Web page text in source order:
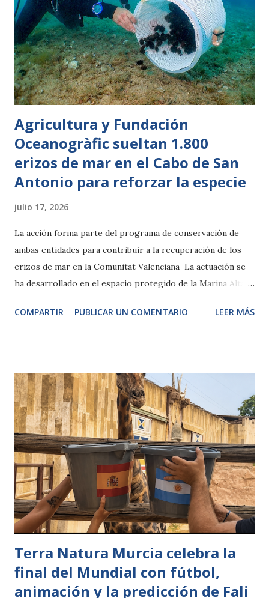
pescado u otros alimentos, en función de las necesidades
nutricionales y los hábitos de cada especie. Esta práctica,
que se realiza en el parque desde su apertura en 2007,
forma parte de las acciones de enriquecimiento ambiental
que Terra Natura Murcia desarrolla para estimular el
comportamiento n...
Agricultura y Fundación
Oceanogràfic sueltan 1.800
erizos de mar en el Cabo de San
Antonio para reforzar la especie
julio 17, 2026
La acción forma parte del programa de conservación de
ambas entidades para contribuir a la recuperación de los
erizos de mar en la Comunitat Valenciana La actuación se
ha desarrollado en el espacio protegido de la Marina Alta
de julio de 2026-. La Conselleria de Agricultura, Agua,
la Reserva Marina del Cabo de San Antonio, dentro del
programa conjunto de refuerzo poblacional que impulsan
ambas entidades para favorecer la recuperación de esta
especie en el litoral de la Comunitat Valenciana. Los erizos,
reproducidos y criados en las instalaciones de la Fundación
Oceanogràfic gracias a la colaboración con la Conselleria,
superaban los 2,5 centímetros de diámetro, sin contar las
púas. El equipo seleccionó los ejemplares con un desarrollo
adecuado para aumentar ...
COMPARTIR PUBLICAR UN COMENTARIO LEER MÁS
Terra Natura Murcia celebra la
final del Mundial con fútbol,
animación y la predicción de Fali